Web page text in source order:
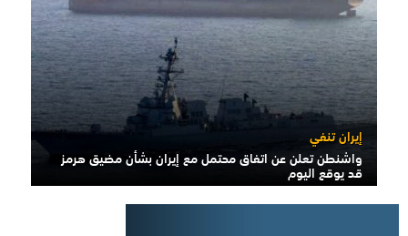
إيران تنفي
واشنطن تعلن عن اتفاق محتمل مع إيران بشأن مضيق هرمز
قد يوقع اليوم